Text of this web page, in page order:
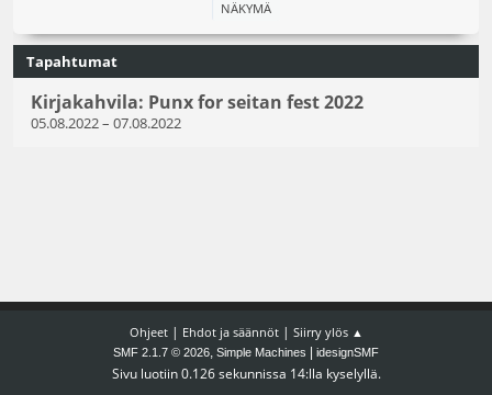
Tapahtumat
Kirjakahvila: Punx for seitan fest 2022
05.08.2022– 07.08.2022
Ohjeet| Ehdot ja säännöt| Siirry ylös ▲
SMF 2.1.7 © 2026, Simple Machines idesignSMF
Sivu luotiin 0.126 sekunnissa 14:lla kyselyllä.